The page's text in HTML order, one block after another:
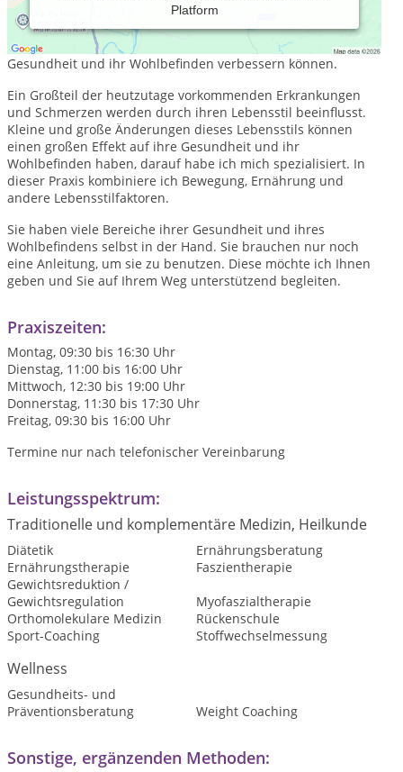
Platform
Bei mir stehen Sie im Mittelpunkt.
Ich möchte Sie auf ihrem Weg begleiten, damit Sie selbst ihre
Gesundheit und ihr Wohlbefinden verbessern können.
Ein Großteil der heutzutage vorkommenden Erkrankungen
und Schmerzen werden durch ihren Lebensstil beeinflusst.
Kleine und große Änderungen dieses Lebensstils können
einen großen Effekt auf ihre Gesundheit und ihr
Wohlbefinden haben, darauf habe ich mich spezialisiert. In
dieser Praxis kombiniere ich Bewegung, Ernährung und
andere Lebensstilfaktoren.
Sie haben viele Bereiche ihrer Gesundheit und ihres
Wohlbefindens selbst in der Hand. Sie brauchen nur noch
eine Anleitung, um sie zu benutzen. Diese möchte ich Ihnen
geben und Sie auf Ihrem Weg unterstützend begleiten.
Praxiszeiten:
Montag, 09:30 bis 16:30 Uhr
Dienstag, 11:00 bis 16:00 Uhr
Mittwoch, 12:30 bis 19:00 Uhr
Donnerstag, 11:30 bis 17:30 Uhr
Freitag, 09:30 bis 16:00 Uhr
Termine nur nach telefonischer Vereinbarung
Leistungsspektrum:
Traditionelle und komplementäre Medizin, Heilkunde
Diätetik
Ernährungsberatung
Ernährungstherapie
Faszientherapie
Gewichtsreduktion /
Gewichtsregulation
Myofaszialtherapie
Orthomolekulare Medizin
Rückenschule
Sport-Coaching
Stoffwechselmessung
Wellness
Gesundheits- und
Präventionsberatung
Weight Coaching
Sonstige, ergänzenden Methoden: